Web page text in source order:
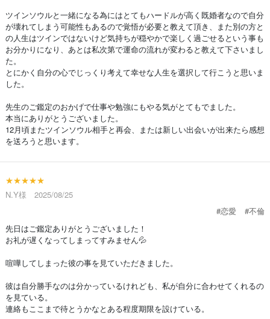
ツインソウルと一緒になる為にはとてもハードルが高く既婚者なので自分
が壊れてしまう可能性もあるので覚悟が必要と教えて頂き、また別の方と
の人生はツインではないけど気持ちが穏やかで楽しく過ごせるという事も
お分かりになり、あとは私次第で運命の流れが変わると教えて下さいまし
た。
とにかく自分の心でじっくり考えて幸せな人生を選択して行こうと思いま
した。
先生のご鑑定のおかげで仕事や勉強にもやる気がとてもでました。
本当にありがとうございました。
12月頃またツインソウル相手と再会、または新しい出会いが出来たら感想
を送ろうと思います。
★★★★★
N.Y様 2025/08/25
#恋愛
#不倫
先日はご鑑定ありがとうございました！
お礼が遅くなってしまってすみません💦
喧嘩してしまった彼の事を見ていただきました。
彼は自分勝手なのは分かっているけれども、私が自分に合わせてくれるの
を見ている。
連絡もここまで待とうかなとある程度期限を設けている。